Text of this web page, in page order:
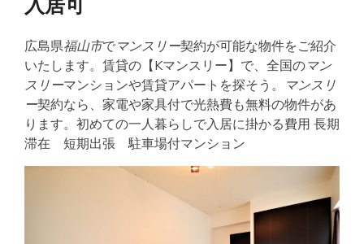
広島県福山市でマンスリー契約が可能な物件をご紹介
いたします。賃貸の【Kマンスリー】で、全国のマン
スリーマンションや賃貸アパートを探そう。
マンスリ
ー契約なら、家電や家具付で光熱費も無料の物件があ
ります。初めての一人暮らしで入居に掛かる費用 長期
滞在 短期出張 駐車場付マンション